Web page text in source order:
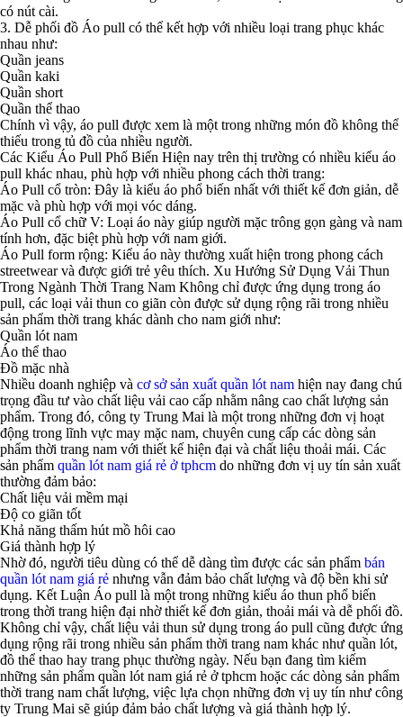
có nút cài.
3. Dễ phối đồ Áo pull có thể kết hợp với nhiều loại trang phục khác
nhau như:
Quần jeans
Quần kaki
Quần short
Quần thể thao
Chính vì vậy, áo pull được xem là một trong những món đồ không thể
thiếu trong tủ đồ của nhiều người.
Các Kiểu Áo Pull Phổ Biến Hiện nay trên thị trường có nhiều kiểu áo
pull khác nhau, phù hợp với nhiều phong cách thời trang:
Áo Pull cổ tròn: Đây là kiểu áo phổ biến nhất với thiết kế đơn giản, dễ
mặc và phù hợp với mọi vóc dáng.
Áo Pull cổ chữ V: Loại áo này giúp người mặc trông gọn gàng và nam
tính hơn, đặc biệt phù hợp với nam giới.
Áo Pull form rộng: Kiểu áo này thường xuất hiện trong phong cách
streetwear và được giới trẻ yêu thích. Xu Hướng Sử Dụng Vải Thun
Trong Ngành Thời Trang Nam Không chỉ được ứng dụng trong áo
pull, các loại vải thun co giãn còn được sử dụng rộng rãi trong nhiều
sản phẩm thời trang khác dành cho nam giới như:
Quần lót nam
Áo thể thao
Đồ mặc nhà
Nhiều doanh nghiệp và cơ sở sản xuất quần lót nam hiện nay đang chú
trọng đầu tư vào chất liệu vải cao cấp nhằm nâng cao chất lượng sản
phẩm. Trong đó, công ty Trung Mai là một trong những đơn vị hoạt
động trong lĩnh vực may mặc nam, chuyên cung cấp các dòng sản
phẩm thời trang nam với thiết kế hiện đại và chất liệu thoải mái. Các
sản phẩm quần lót nam giá rẻ ở tphcm do những đơn vị uy tín sản xuất
thường đảm bảo:
Chất liệu vải mềm mại
Độ co giãn tốt
Khả năng thấm hút mồ hôi cao
Giá thành hợp lý
Nhờ đó, người tiêu dùng có thể dễ dàng tìm được các sản phẩm bán
quần lót nam giá rẻ nhưng vẫn đảm bảo chất lượng và độ bền khi sử
dụng. Kết Luận Áo pull là một trong những kiểu áo thun phổ biến
trong thời trang hiện đại nhờ thiết kế đơn giản, thoải mái và dễ phối đồ.
Không chỉ vậy, chất liệu vải thun sử dụng trong áo pull cũng được ứng
dụng rộng rãi trong nhiều sản phẩm thời trang nam khác như quần lót,
đồ thể thao hay trang phục thường ngày. Nếu bạn đang tìm kiếm
những sản phẩm quần lót nam giá rẻ ở tphcm hoặc các dòng sản phẩm
thời trang nam chất lượng, việc lựa chọn những đơn vị uy tín như công
ty Trung Mai sẽ giúp đảm bảo chất lượng và giá thành hợp lý.